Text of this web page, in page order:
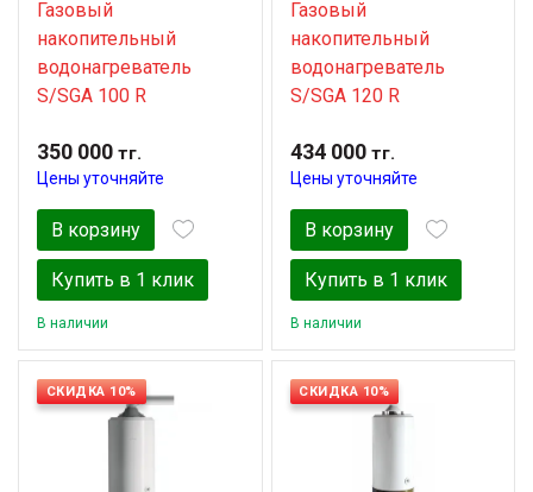
Газовый
накопительный
водонагреватель
S/SGA 100 R
350 000 тг.
Цены уточняйте
В корзину
Купить в 1 клик
В наличии
Газовый
накопительный
водонагреватель
S/SGA 120 R
434 000тг.
Цены уточняйте
В корзину
Купить в 1 клик
В наличии
СКИДКА 10% СКИДКА 10%